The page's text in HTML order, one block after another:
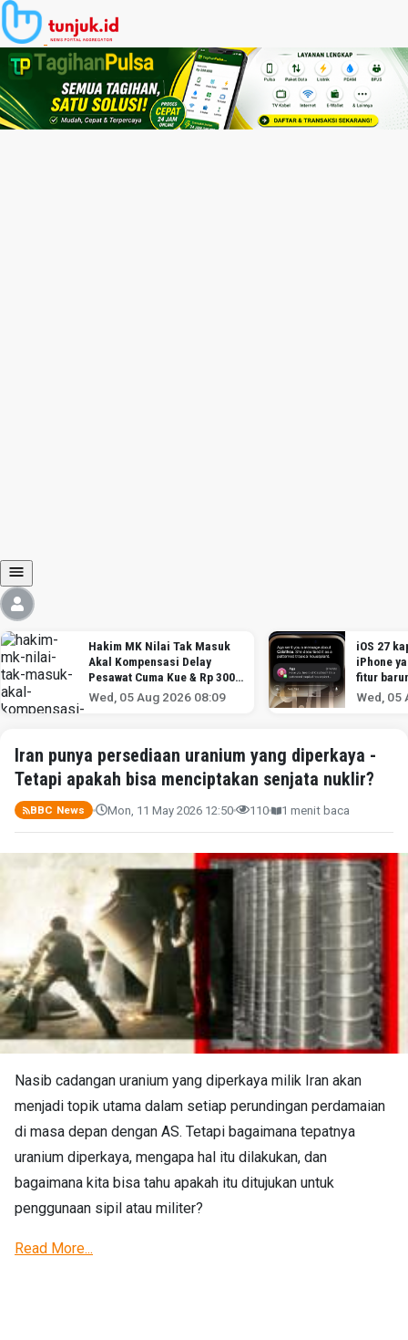
Hakim MK Nilai Tak Masuk
Akal Kompensasi Delay
Pesawat Cuma Kue & Rp 300
Ribu
Wed, 05 Aug 2026 08:09
iOS 27
iPhone
fitur
Wed, 05
Iran punya persediaan uranium yang diperkaya -
Tetapi apakah bisa menciptakan senjata nuklir?
BBC News Mon, 11 May 2026 12:50 110 1 menit baca
Nasib cadangan uranium yang diperkaya milik Iran akan
menjadi topik utama dalam setiap perundingan perdamaian
di masa depan dengan AS. Tetapi bagaimana tepatnya
uranium diperkaya, mengapa hal itu dilakukan, dan
bagaimana kita bisa tahu apakah itu ditujukan untuk
penggunaan sipil atau militer?
Read More...